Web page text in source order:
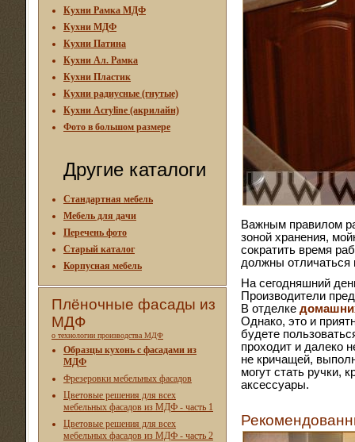
Кухни Рамка МДФ
Кухни МДФ
Кухни Патина
Кухни Ал. Рамка
Кухни Пластик
Кухни радиусные (гнутые)
Кухни Acryline (акрилайн)
Фото в большом размере
Другие каталоги
Стандартная мебель
Мебель для дачи
Перечень фото
Старый каталог
Корпусная мебель
Плёночные фасады из
МДФ
о технологии производства МДФ
Образцы кухонь с фасадами из
МДФ
Фрезеровки мебельных фасадов
Цветовые решения для всех
мебельных фасадов из МДФ - часть 1
Цветовые решения для всех
мебельных фасадов из МДФ - часть 2
Важным правилом
зоной хранения,
сократить время
должны отличаться
На сегодняшний
Производители
В отделке
Однако, это и
будете
проходит и далеко
не кричащей,
могут стать ручки,
аксессуары.